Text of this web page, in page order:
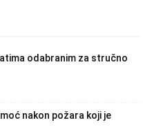
odabranim za stručno
nakon požara koji je